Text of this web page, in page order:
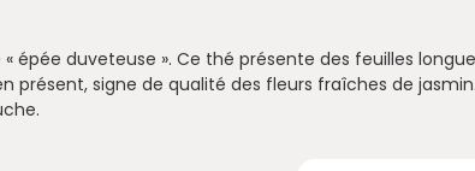
épée duveteuse ». Ce thé présente des feuilles
présent, signe de qualité des fleurs fraîches de